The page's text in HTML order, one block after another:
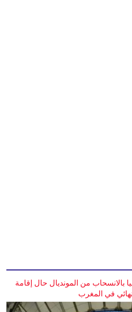
بالانسحاب من المونديال حال إقامة
في المغرب